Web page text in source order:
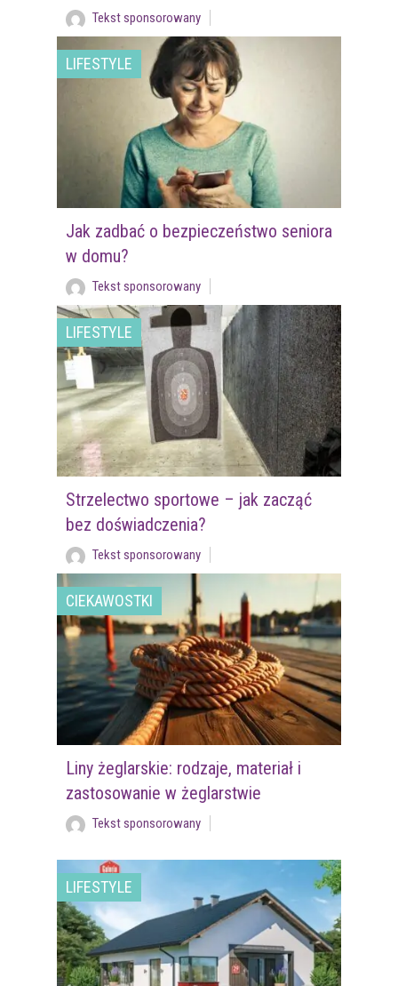
Tekst sponsorowany
LIFESTYLE
Jak zadbać o bezpieczeństwo seniora
w domu?
Tekst sponsorowany
LIFESTYLE
Strzelectwo sportowe – jak zacząć
bez doświadczenia?
Tekst sponsorowany
CIEKAWOSTKI
Liny żeglarskie: rodzaje, materiał i
zastosowanie w żeglarstwie
Tekst sponsorowany
LIFESTYLE